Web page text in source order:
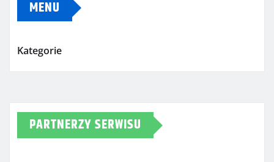
MENU
Kategorie
PARTNERZY SERWISU